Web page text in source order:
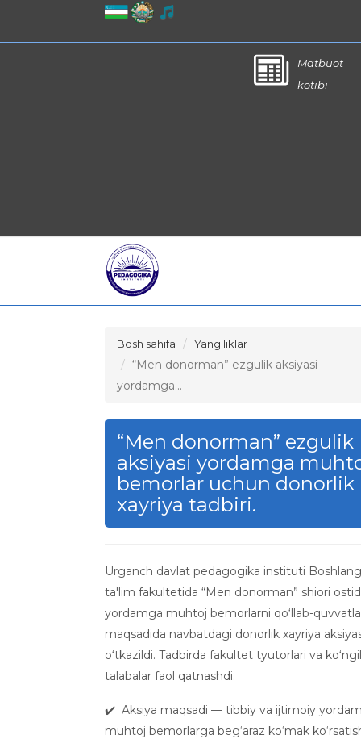
Matbuot
kotibi
Bosh sahifa Yangiliklar
“Men donorman” ezgulik aksiyasi
yordamga...
“Men donorman” ezgulik
aksiyasi yordamga
bemorlar uchun donorlik
xayriya tadbiri.
Urganch davlat pedagogika instituti
ta'lim fakultetida “Men donorman” shiori
yordamga muhtoj bemorlarni qo‘llab-
maqsadida navbatdagi donorlik xayriya
o‘tkazildi. Tadbirda fakultet tyutorlari va
talabalar faol qatnashdi.
✔️ Aksiya maqsadi — tibbiy va ijtimoiy
muhtoj bemorlarga beg‘araz ko‘mak